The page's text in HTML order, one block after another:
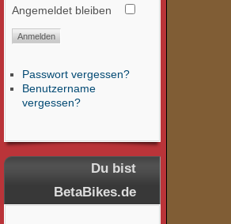
Angemeldet bleiben
Passwort vergessen?
Benutzername
vergessen?
Du bist
BetaBikes.de